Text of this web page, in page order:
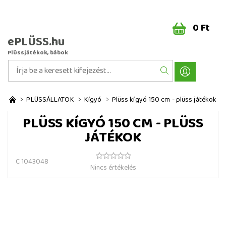
ePLÜSS.hu
Plüssjátékok, bábok
0 Ft
PLÜSSÁLLATOK Kígyó Plüss kígyó 150 cm - plüss játékok
PLÜSS KÍGYÓ 150 CM - PLÜSS
JÁTÉKOK
C 1043048
Nincs értékelés